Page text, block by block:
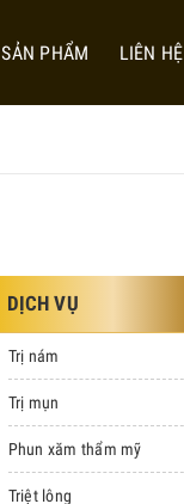
SẢN PHẨM LIÊN HỆ
DỊCH VỤ
Trị nám
Trị mụn
Phun xăm thẩm mỹ
Triệt lông